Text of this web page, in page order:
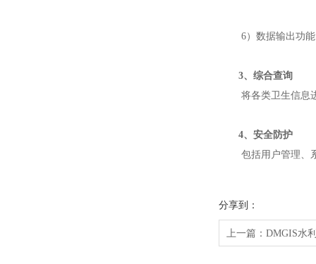
6）数据输出功
3、综合查询
将各类卫生信息
4、安全防护
包括用户管理、
分享到：
上一篇： DMGIS水